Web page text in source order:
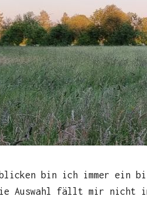
bin ich immer ein
Auswahl fällt mir nicht